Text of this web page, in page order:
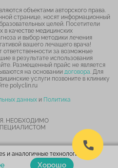
объектами авторского права.
странице, носят информационный
целей. Посетители
в качестве медицинских
и выбор методики лечения
вашего лечащего врача!
за возможные
в результате использования
Размещенный прайс не является
на основании договора . Для
услуги позвоните в клинику
polyclin.ru
данных и Политика
НЕОБХОДИМО
и аналогичные технологии.
Хорошо